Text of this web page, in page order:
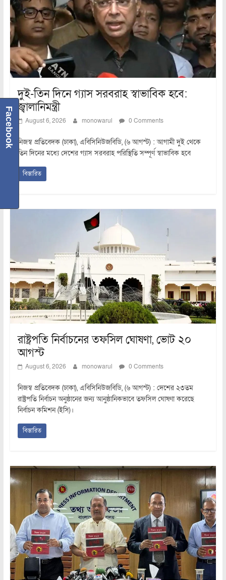
দুই-তিন দিনে গ্যাস সরবরাহ স্বাভাবিক হবে:
জ্বালানিমন্ত্রী
August 6, 2026 monowarul 0 Comments
নিজস্ব প্রতিবেদক (ঢাকা), এবিসিনিউজবিডি, (৬ আগস্ট) : আগামী দুই থেকে
তিন দিনের মধ্যে দেশের গ্যাস সরবরাহ পরিস্থিতি সম্পূর্ণ স্বাভাবিক হবে
বিস্তারিত
রাষ্ট্রপতি নির্বাচনের তফসিল ঘোষণা, ভোট ২০
আগস্ট
August 6, 2026 monowarul 0 Comments
নিজস্ব প্রতিবেদক (ঢাকা), এবিসিনিউজবিডি, (৬ আগস্ট) : দেশের ২৩তম
রাষ্ট্রপতি নির্বাচন অনুষ্ঠানের জন্য আনুষ্ঠানিকভাবে তফসিল ঘোষণা করেছে
নির্বাচন কমিশন (ইসি)।
বিস্তারিত
Facebook